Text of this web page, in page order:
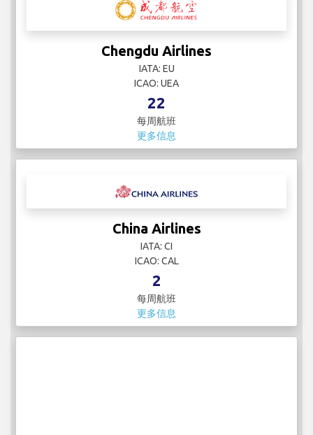
Chengdu Airlines
IATA: EU
ICAO: UEA
22
每周航班
更多信息
China Airlines
IATA: CI
ICAO: CAL
2
每周航班
更多信息